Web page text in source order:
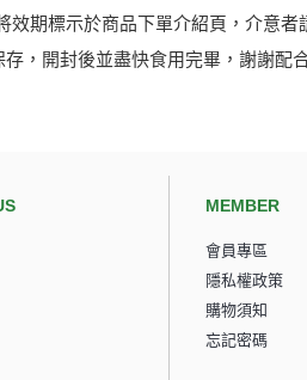
效期標示於商品下單介紹頁，介意者
，開封後並盡快食用完畢，謝謝配
MEMBER
會員專區
隱私權政策
購物須知
忘記密碼